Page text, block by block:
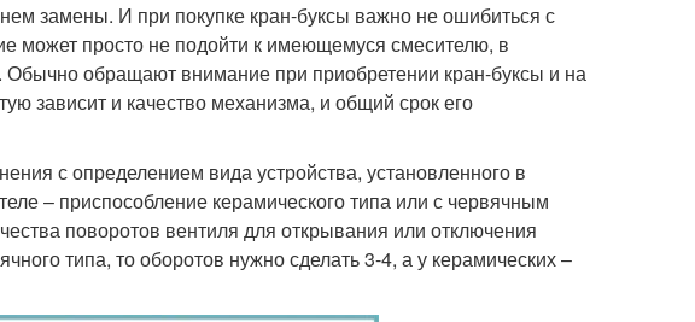
замены. И при покупке кран-буксы важно не ошибиться с
может просто не подойти к имеющемуся смесителю, в
Обычно обращают внимание при приобретении кран-буксы и на
зависит и качество механизма, и общий срок его
с определением вида устройства, установленного в
– приспособление керамического типа или с червячным
поворотов вентиля для открывания или отключения
типа, то оборотов нужно сделать 3-4, а у керамических –